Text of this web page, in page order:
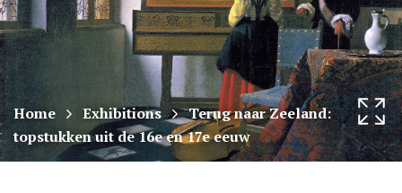
art
in
museums
worldwide
Home Exhibitions
Terug naar Zeeland:
topstukken uit de 16e en 17e eeuw